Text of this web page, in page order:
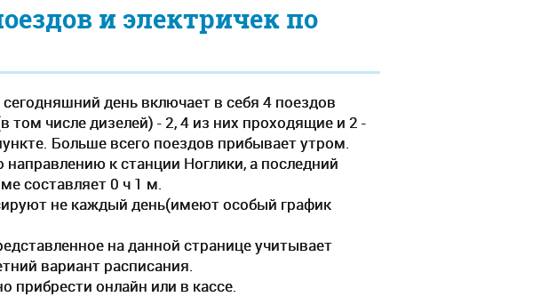
и электричек по
день включает в себя 4 поездов
том числе дизелей) - 2, 4 из них проходящие и 2 -
Больше всего поездов прибывает утром.
к станции Ноглики, а последний
составляет 0 ч 1 м.
не каждый день(имеют особый график
на данной странице учитывает
вариант расписания.
прибрести онлайн или в кассе.